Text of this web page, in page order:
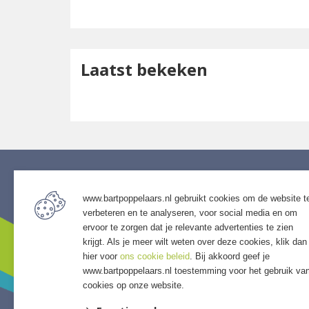
Laatst bekeken
Service
• Algemene voorwaarden
• Klantenservice
• Privacyverklaring
• Over GSB
• Andere GSB-vestigingen
•
• Grind
•
www.bartpoppelaars.nl gebruikt cookies om de website
verbeteren en te analyseren, voor social media en om
ervoor te zorgen dat je relevante advertenties te zien
krijgt. Als je meer wilt weten over deze cookies, klik dan
hier voor ons cookie beleid. Bij akkoord geef je
www.bartpoppelaars.nl toestemming voor het gebruik
cookies op onze website.